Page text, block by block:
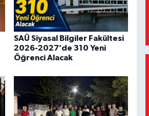
SAÜ Siyasal Bilgiler Fakültesi
2026-2027’de 310 Yeni
Öğrenci Alacak